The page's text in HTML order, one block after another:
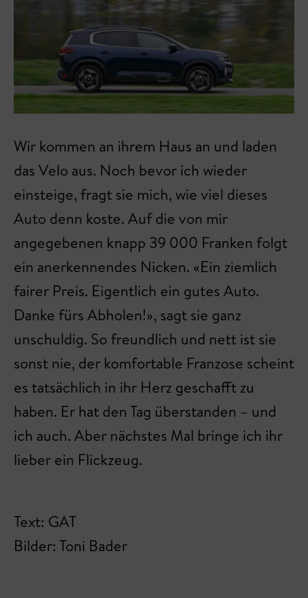
Wir kommen an ihrem Haus an und laden
das Velo aus. Noch bevor ich wieder
einsteige, fragt sie mich, wie viel dieses
Auto denn koste. Auf die von mir
angegebenen knapp 39 000 Franken folgt
ein anerkennendes Nicken. «Ein ziemlich
fairer Preis. Eigentlich ein gutes Auto.
Danke fürs Abholen!», sagt sie ganz
unschuldig. So freundlich und nett ist sie
sonst nie, der komfortable Franzose scheint
es tatsächlich in ihr Herz geschafft zu
haben. Er hat den Tag überstanden – und
ich auch. Aber nächstes Mal bringe ich ihr
lieber ein Flickzeug.
Text: GAT
Bilder: Toni Bader